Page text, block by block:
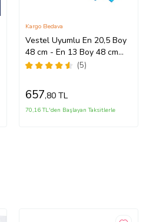
Vestel Uyumlu En 20,5 Boy
48 cm - En 13 Boy 48 cm
Aspiratör Filtresi Takımı
(5)
Kargo Bedava
657,80 TL
70,16 TL'den Başlayan Taksitlerle